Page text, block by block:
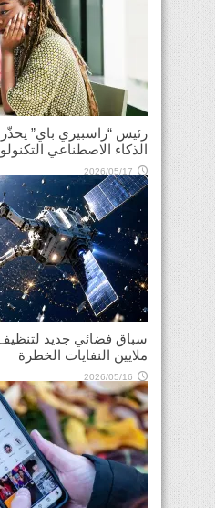
رئيس “راسبيري باي”
الذكاء الاصطناعي
2026/05/17
سباق فضائي جديد
ملايين النفايات الخطرة
2026/05/16